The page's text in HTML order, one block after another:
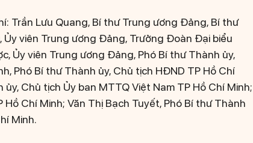
Trần Lưu Quang, Bí thư Trung ương Đảng, Bí thư
Ủy viên Trung ương Đảng, Trưởng Đoàn Đại biểu
Ủy viên Trung ương Đảng, Phó Bí thư Thành ủy,
Phó Bí thư Thành ủy, Chủ tịch HĐND TP Hồ Chí
Chủ tịch Ủy ban MTTQ Việt Nam TP Hồ Chí Minh;
Chí Minh; Văn Thị Bạch Tuyết, Phó Bí thư Thành
Minh.